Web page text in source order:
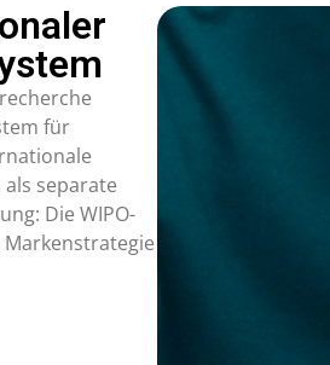
für
separate
Die WIPO-